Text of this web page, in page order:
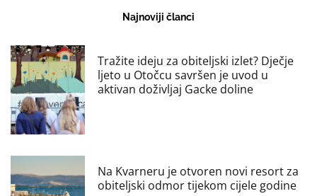
Najnoviji članci
Tražite ideju za obiteljski izlet? Dječje
ljeto u Otočcu savršen je uvod u
aktivan doživljaj Gacke doline
Na Kvarneru je otvoren novi resort za
obiteljski odmor tijekom cijele godine